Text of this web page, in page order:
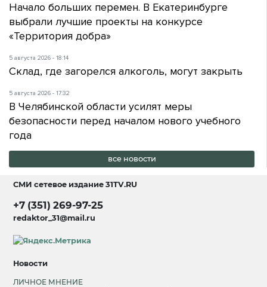
Начало больших перемен. В Екатеринбурге
выбрали лучшие проекты на конкурсе
«Территория добра»
5 августа 2026 - 18:14
Склад, где загорелся алкоголь, могут закрыть
5 августа 2026 - 17:32
В Челябинской области усилят меры
безопасности перед началом нового учебного
года
все новости
СМИ сетевое издание31TV.RU
+7 (351) 269-97-25
redaktor_31@mail.ru
Новости
ЛИЧНОЕ МНЕНИЕ